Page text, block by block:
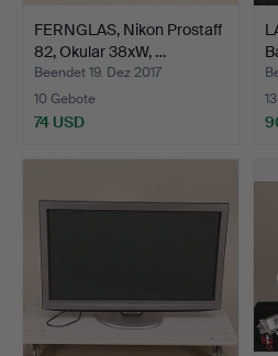
FERNGLAS, Nikon Prostaff
82, Okular 38xW, …
Beendet 19. Dez 2017
10 Gebote
74 USD